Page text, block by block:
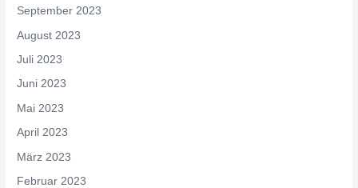
September 2023
August 2023
Juli 2023
Juni 2023
Mai 2023
April 2023
März 2023
Februar 2023